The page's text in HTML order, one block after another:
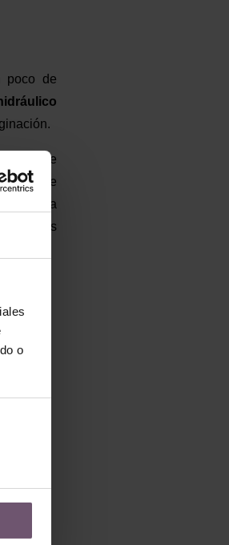
o
poco de
hora de
de
viendo la
nuestros